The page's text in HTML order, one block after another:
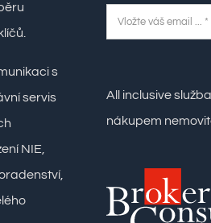
s
servis
NIE,
All inclusive
nákupem